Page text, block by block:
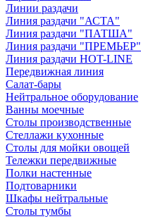
Линии раздачи
Линия раздачи "АСТА"
Линия раздачи "ПАТША"
Линия раздачи "ПРЕМЬЕР"
Линия раздачи HOT-LINE
Передвижная линия
Салат-бары
Нейтральное оборудование
Ванны моечные
Столы производственные
Стеллажи кухонные
Столы для мойки овощей
Тележки передвижные
Полки настенные
Подтоварники
Шкафы нейтральные
Столы тумбы